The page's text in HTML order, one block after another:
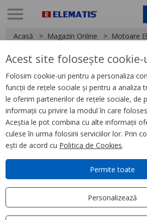
Acasă Magazin Online Motoare
< Motoare
Motor electric
1.5KW, 3000RPM, B3-
condensator
Acest site folosește
Folosim cookie-uri pentru a personaliza
funcții de rețele sociale și pentru a analiza
le oferim partenerilor de rețele sociale, de
informații cu privire la modul în care
Aceștia le pot combina cu alte informații
culese în urma folosirii serviciilor lor. Prin
ești de acord cu Politica de Cookies.
Permite toate
Personalizează